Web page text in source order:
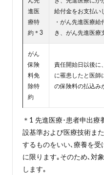
進医
療特
約＊3
給付金をお支払い
・がん先進医療給
き、がん先進医療
がん
保険
料免
除特
約
責任開始日以後に
に罹患したと医師
の保険料の払込み
＊1 先進医療･患者申出療
設基準および医療技術ま
するものをいい､療養を
に限ります｡そのため､対
します｡